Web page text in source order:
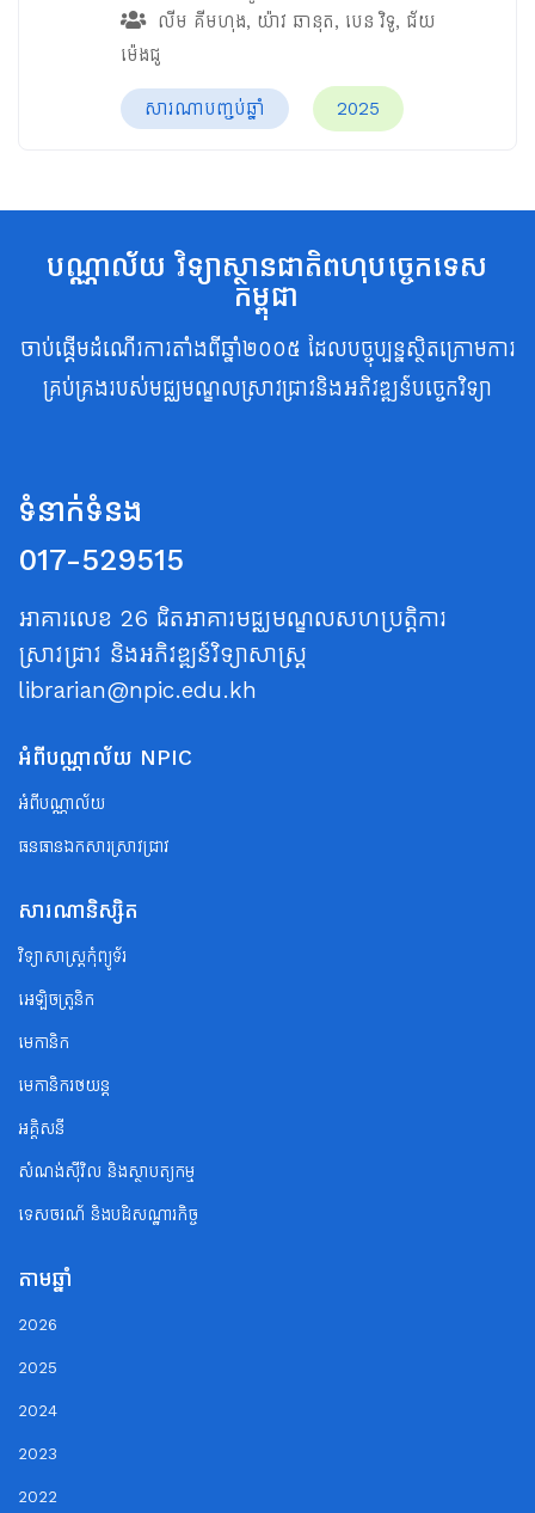
លីម គីមហុង, យ៉ាវ ឆានុត, បេន វិទូ, ជ័យ
ម៉េងជូ
សារណាបញ្ចប់ឆ្នាំ 2025
បណ្ណាល័យ វិទ្យាស្ថានជាតិពហុបច្ចេកទេស
កម្ពុជា
ចាប់ផ្តើមដំណើរការតាំងពីឆ្នាំ២០០៥ ដែលបច្ចុប្បន្នស្ថិតក្រោមការ
គ្រប់គ្រងរបស់មជ្ឈមណ្ឌលស្រាវជ្រាវនិងអភិវឌ្ឍន៍បច្ចេកវិទ្យា
ទំនាក់ទំនង
017-529515
អាគារលេខ 26 ជិតអាគារមជ្ឈមណ្ឌលសហប្រត្តិការ
ស្រាវជ្រាវ និងអភិវឌ្ឍន៍វិទ្យាសាស្ត្រ
librarian@npic.edu.kh
អំពីបណ្ណាល័យ NPIC
អំពីបណ្ណាល័យ
ធនធានឯកសារស្រាវជ្រាវ
សារណានិស្សិត
វិទ្យាសាស្ត្រកុំព្យូទ័រ
អេឡិចត្រូនិក
មេកានិក
មេកានិករថយន្ត
អគ្គិសនី
សំណង់ស៊ីវិល និងស្ថាបត្យកម្ម
ទេសចរណ័ និងបដិសណ្ឋារកិច្ច
តាមឆ្នាំ
2026
2025
2024
2023
2022